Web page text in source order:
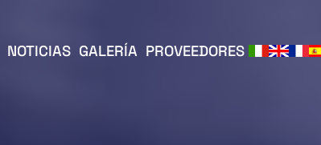
NOTICIAS GALERÍA PROVEEDORES